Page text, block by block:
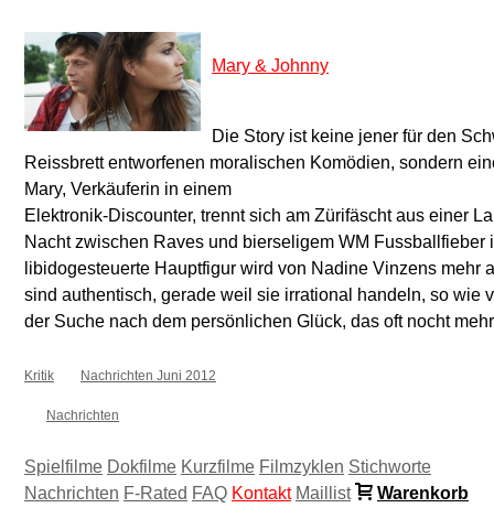
Mary & Johnny
Die Story ist keine jener für den
Reissbrett entworfenen moralischen Komödien, sondern
Mary, Verkäuferin in einem
Elektronik-Discounter, trennt sich am Zürifäscht aus einer
Nacht zwischen Raves und bierseligem WM
libidogesteuerte Hauptfigur wird von Nadine Vinzens mehr
sind authentisch, gerade weil sie irrational handeln, so wie
der Suche nach dem persönlichen Glück, das oft nocht
Kritik Nachrichten Juni 2012
Nachrichten
Spielfilme Dokfilme Kurzfilme Filmzyklen Stichworte
Nachrichten F-Rated FAQ Kontakt Maillist
Warenkorb